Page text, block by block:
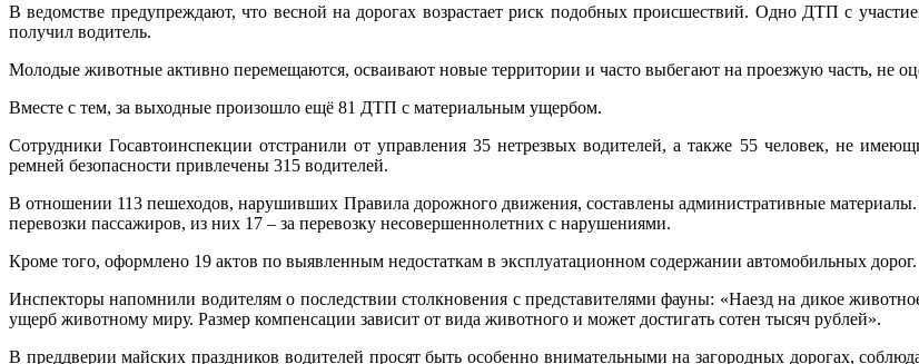
В ведомстве предупреждают, что весной на дорогах возрастает риск подобных происшествий. Одно ДТП с
получил водитель.
Молодые животные активно перемещаются, осваивают новые территории и часто выбегают на проезжую часть, не
Вместе с тем, за выходные произошло ещё 81 ДТП с материальным ущербом.
Сотрудники Госавтоинспекции отстранили от управления 35 нетрезвых водителей, а также 55 человек, не
ремней безопасности привлечены 315 водителей.
В отношении 113 пешеходов, нарушивших Правила дорожного движения, составлены административные
перевозки пассажиров, из них 17 – за перевозку несовершеннолетних с нарушениями.
Кроме того, оформлено 19 актов по выявленным недостаткам в эксплуатационном содержании автомобильных дорог.
Инспекторы напомнили водителям о последствии столкновения с представителями фауны: «Наезд на дикое
ущерб животному миру. Размер компенсации зависит от вида животного и может достигать сотен тысяч рублей».
В преддверии майских праздников водителей просят быть особенно внимательными на загородных дорогах,